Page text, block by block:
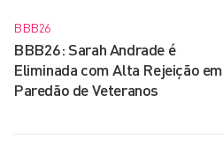
BBB26
BBB26: Sarah Andrade é
Eliminada com Alta Rejeição em
Paredão de Veteranos